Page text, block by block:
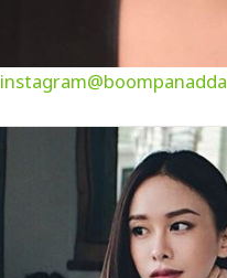
instagram@boompanadda